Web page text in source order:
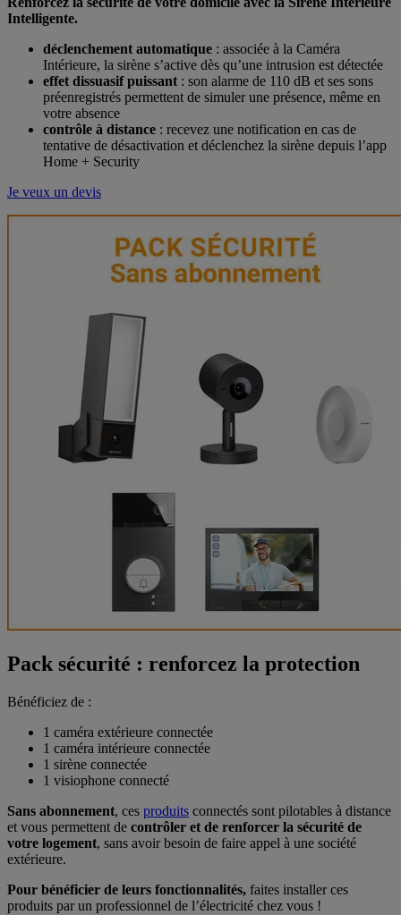
Intelligente.
déclenchement automatique : associée à la Caméra
Intérieure, la sirène s’active dès qu’une intrusion est détectée
effet dissuasif puissant : son alarme de 110 dB et ses sons
préenregistrés permettent de simuler une présence, même en
votre absence
contrôle à distance : recevez une notification en cas de
tentative de désactivation et déclenchez la sirène depuis l’app
Home + Security
Je veux un devis
Pack sécurité : renforcez la protection
Bénéficiez de :
1 caméra extérieure connectée
1 caméra intérieure connectée
1 sirène connectée
1 visiophone connecté
Sans abonnement, ces produits connectés sont pilotables à distance
et vous permettent de contrôler et de renforcer la sécurité de
votre logement, sans avoir besoin de faire appel à une société
extérieure.
Pour bénéficier de leurs fonctionnalités, faites installer ces
produits par un professionnel de l’électricité chez vous !